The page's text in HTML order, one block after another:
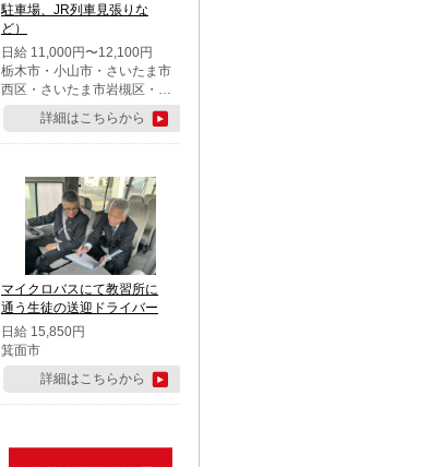
駐車場、JR列車見張りな
ど）
日給 11,000円〜12,100円
栃木市・小山市・さいたま市
西区・さいたま市岩槻区・久
喜市・蓮田市
詳細はこちらから
マイクロバスにて教習所に
通う生徒の送迎ドライバー
日給 15,850円
箕面市
詳細はこちらから